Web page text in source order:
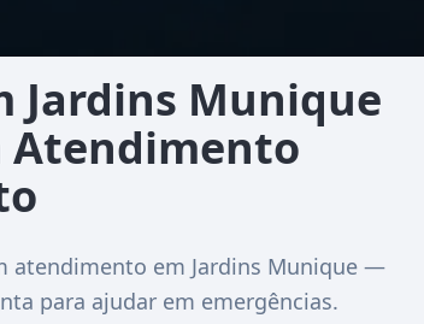
Jardins Munique
Atendimento
atendimento em Jardins Munique —
para ajudar em emergências.